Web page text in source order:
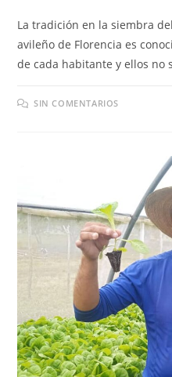
La tradición en la siembra
avileño de Florencia es
de cada habitante y ellos no
SIN COMENTARIOS